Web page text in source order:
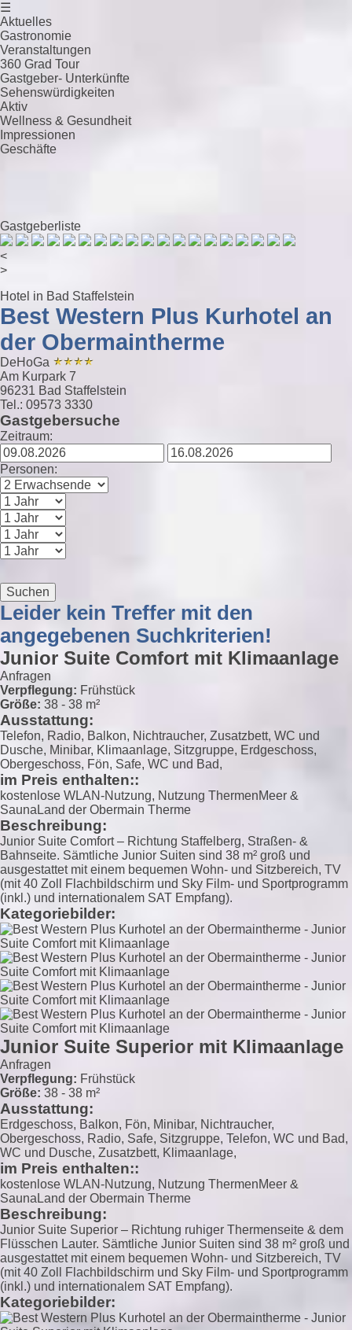
☰
Aktuelles
Gastronomie
Veranstaltungen
360 Grad Tour
Gastgeber- Unterkünfte
Sehenswürdigkeiten
Aktiv
Wellness & Gesundheit
Impressionen
Geschäfte
Gastgeberliste
<
>
Hotel in Bad Staffelstein
Best Western Plus Kurhotel an
der Obermaintherme
DeHoGa
Am Kurpark 7
96231 Bad Staffelstein
Tel.: 09573 3330
Gastgebersuche
Zeitraum:
Personen:
Suchen
Leider kein Treffer mit den
angegebenen Suchkriterien!
Junior Suite Comfort mit Klimaanlage
Anfragen
Verpflegung: Frühstück
Größe: 38 - 38 m²
Ausstattung:
Telefon, Radio, Balkon, Nichtraucher, Zusatzbett, WC und
Dusche, Minibar, Klimaanlage, Sitzgruppe, Erdgeschoss,
Obergeschoss, Fön, Safe, WC und Bad,
im Preis enthalten::
kostenlose WLAN-Nutzung, Nutzung ThermenMeer &
SaunaLand der Obermain Therme
Beschreibung:
Junior Suite Comfort – Richtung Staffelberg, Straßen- &
Bahnseite. Sämtliche Junior Suiten sind 38 m² groß und
ausgestattet mit einem bequemen Wohn- und Sitzbereich, TV
(mit 40 Zoll Flachbildschirm und Sky Film- und Sportprogramm
(inkl.) und internationalem SAT Empfang).
Kategoriebilder:
Junior Suite Superior mit Klimaanlage
Anfragen
Verpflegung: Frühstück
Größe: 38 - 38 m²
Ausstattung:
Erdgeschoss, Balkon, Fön, Minibar, Nichtraucher,
Obergeschoss, Radio, Safe, Sitzgruppe, Telefon, WC und Bad,
WC und Dusche, Zusatzbett, Klimaanlage,
im Preis enthalten::
kostenlose WLAN-Nutzung, Nutzung ThermenMeer &
SaunaLand der Obermain Therme
Beschreibung:
Junior Suite Superior – Richtung ruhiger Thermenseite & dem
Flüsschen Lauter. Sämtliche Junior Suiten sind 38 m² groß und
ausgestattet mit einem bequemen Wohn- und Sitzbereich, TV
(mit 40 Zoll Flachbildschirm und Sky Film- und Sportprogramm
(inkl.) und internationalem SAT Empfang).
Kategoriebilder: